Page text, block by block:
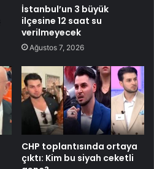
İstanbul’un 3 büyük
ilçesine 12 saat su
verilmeyecek
Ağustos 7, 2026
CHP toplantısında ortaya
çıktı: Kim bu siyah ceketli